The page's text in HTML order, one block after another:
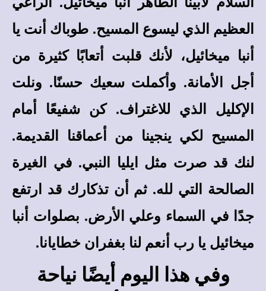
العظيم الذي ليسوع المسيح. طوباك أنت يا
أنبا ميخائيل، لأنك قلبت أتعابًا كثيرة من
أجل الأمانة. وأكملت سعيك حسنًا. ونلت
الإكليل الذي للاغتراف. كن شفيعًا أمام
المسيح لكي ينجينا من أعماقنا القديمة.
لنك قد صرت مثل ايليا النبي. في الغيرة
الصالحة التي لله. ثم أن تذكارك قد ارتفع
جدًا في السماء وعلي الأرض. بصلوات أنبا
ميخائيل يا رب أنعم لنا بغفران خطايانا.
وفي هذا اليوم أيضًا نياحة